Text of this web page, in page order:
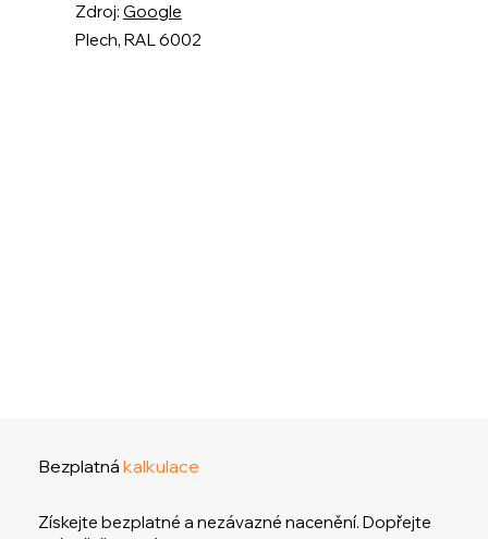
Bezplatná kalkulace
Získejte bezplatné a nezávazné nacenění. Dopřejte
Plech, RAL 6002
Zdroj: Google